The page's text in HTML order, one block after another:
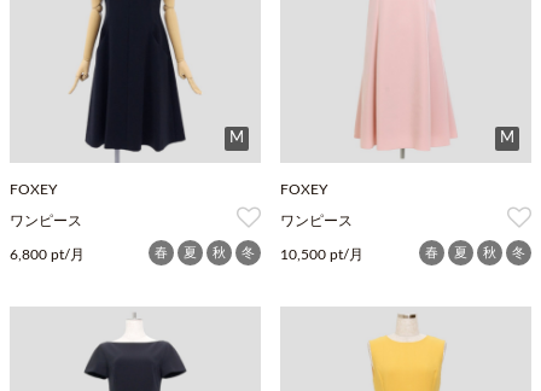
M
FOXEY
ワンピース
6,800 pt/月 春 夏 秋 冬
M
FOXEY
ワンピース
10,500 pt/月 春 夏 秋 冬